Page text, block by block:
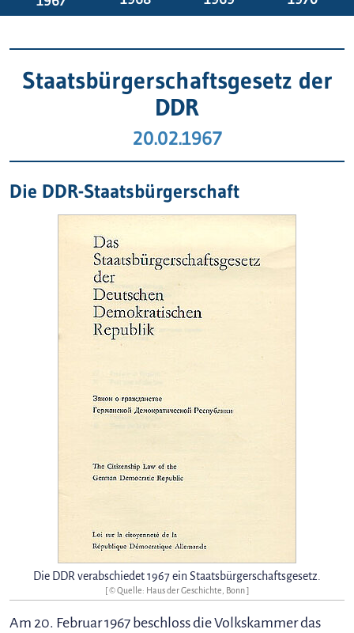
Staatsbürgerschaftsgesetz der
DDR
20.02.1967
Die DDR-Staatsbürgerschaft
Die DDR verabschiedet 1967 ein Staatsbürgerschaftsgesetz.
[ © Quelle: Haus der Geschichte, Bonn ]
Am 20. Februar 1967 beschloss die Volkskammer das